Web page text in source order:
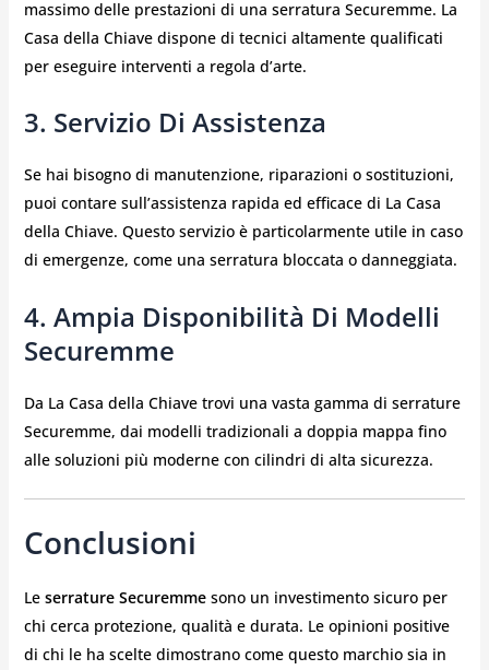
massimo delle prestazioni di una serratura Securemme. La
Casa della Chiave dispone di tecnici altamente qualificati
per eseguire interventi a regola d’arte.
3. Servizio Di Assistenza
Se hai bisogno di manutenzione, riparazioni o sostituzioni,
puoi contare sull’assistenza rapida ed efficace di La Casa
della Chiave. Questo servizio è particolarmente utile in caso
di emergenze, come una serratura bloccata o danneggiata.
4. Ampia Disponibilità Di Modelli
Securemme
Da La Casa della Chiave trovi una vasta gamma di serrature
Securemme, dai modelli tradizionali a doppia mappa fino
alle soluzioni più moderne con cilindri di alta sicurezza.
Conclusioni
Le serrature Securemmesono un investimento sicuro per
chi cerca protezione, qualità e durata. Le opinioni positive
di chi le ha scelte dimostrano come questo marchio sia in